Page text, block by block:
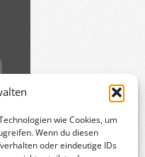
wie Cookies, um
Wenn du diesen
oder eindeutige IDs